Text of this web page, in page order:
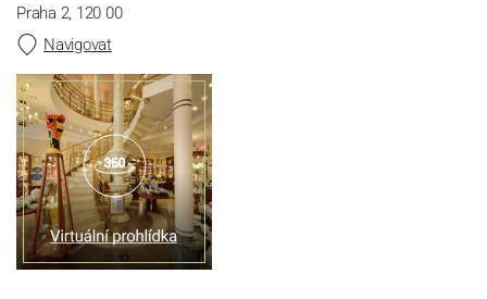
Praha 2, 120 00
Navigovat